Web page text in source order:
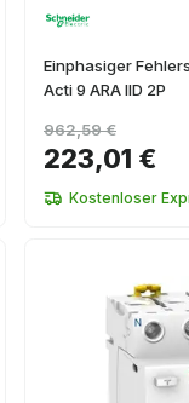
Einphasiger
Acti 9 ARA IID 2P
223,01 €
962,59 €
Kostenloser